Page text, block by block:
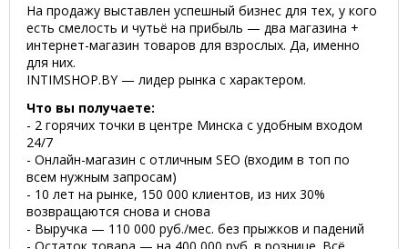
На продажу выставлен успешный бизнес для тех, у кого
есть смелость и чутьё на прибыль — два магазина +
интернет-магазин товаров для взрослых. Да, именно
для них.
INTIMSHOP.BY — лидер рынка с характером.
Что вы получаете:
- 2 горячих точки в центре Минска с удобным входом
24/7
- Онлайн-магазин с отличным SEO (входим в топ по
всем нужным запросам)
- 10 лет на рынке, 150 000 клиентов, из них 30%
возвращаются снова и снова
- Выручка — 110 000 руб./мес. без прыжков и падений